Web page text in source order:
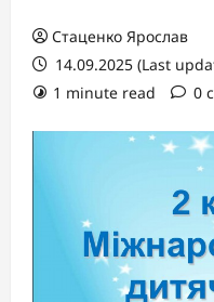
Стаценко Ярослав
14.09.2025 (Last
1 minute read
0